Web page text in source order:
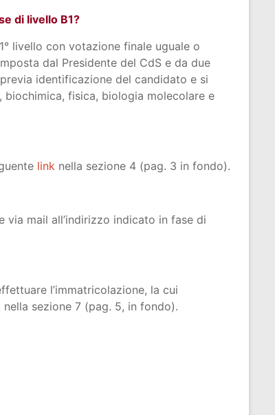
di livello B1?
livello con votazione finale uguale o
dal Presidente del CdS e da due
identificazione del candidato e si
fisica, biologia molecolare e
link nella sezione 4 (pag. 3 in fondo).
e via mail all’indirizzo indicato in fase di
l’immatricolazione, la cui
nella sezione 7 (pag. 5, in fondo).